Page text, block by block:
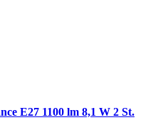
E27 1100 lm 8,1 W 2 St.